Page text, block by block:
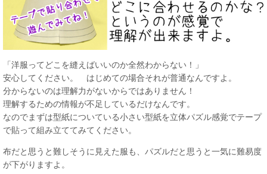
「洋服ってどこを縫えばいいのか全然わからない！」
安心してください。 はじめての場合それが普通なんですよ。
分からないのは理解力がないからではありません！
理解するための情報が不足しているだけなんです。
なのでまずは型紙についている小さい型紙を立体パズル感覚でテープ
で貼って組み立ててみてください。
布だと思うと難しそうに見えた服も、パズルだと思うと一気に難易度
が下がりますよ。